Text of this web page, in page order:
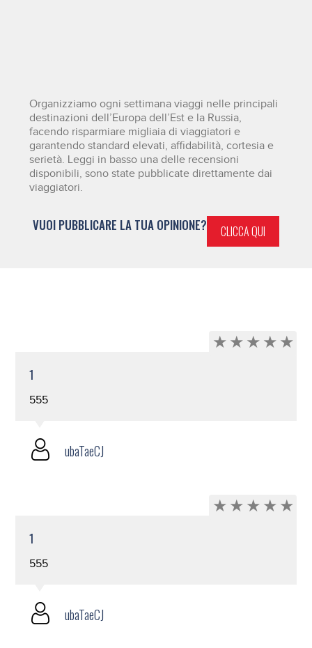
Organizziamo ogni settimana viaggi nelle principali
destinazioni dell’Europa dell’Est e la Russia,
facendo risparmiare migliaia di viaggiatori e
garantendo standard elevati, affidabilità, cortesia e
serietà. Leggi in basso una delle recensioni
disponibili, sono state pubblicate direttamente dai
viaggiatori.
VUOI PUBBLICARE LA TUA OPINIONE? CLICCA QUI
1
555
ubaTaeCJ
1
555
ubaTaeCJ